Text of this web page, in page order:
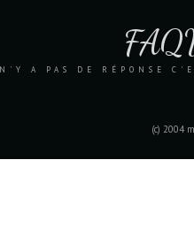
A PAS DE RÉPONSE
(c) 2004